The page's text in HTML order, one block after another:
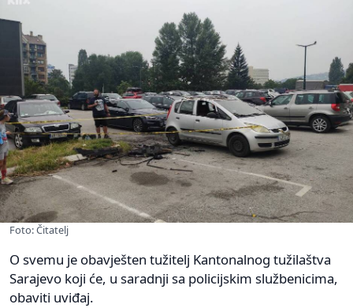
Foto: Čitatelj
O svemu je obavješten tužitelj Kantonalnog tužilaštva
Sarajevo koji će, u saradnji sa policijskim službenicima,
obaviti uviđaj.